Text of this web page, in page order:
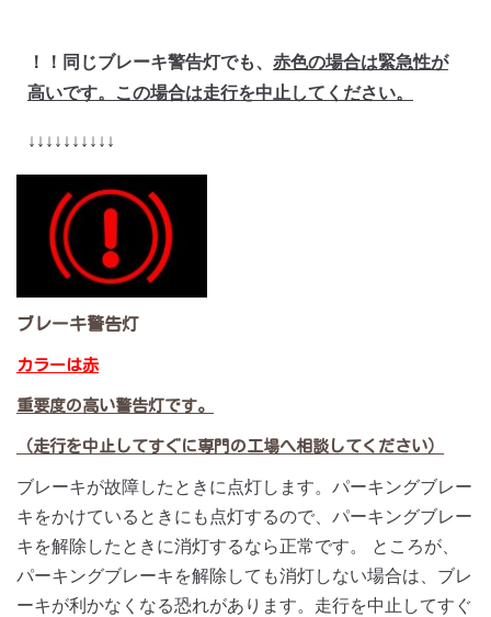
！！同じブレーキ警告灯でも、 赤色の場合は緊急性が
高いです。この場合は走行を中止してください。
↓↓↓↓↓↓↓↓↓↓
ブレーキ警告灯
カラーは赤
重要度の高い警告灯です。
（走行を中止してすぐに専門の工場へ相談してください）
ブレーキが故障したときに点灯します。パーキングブレー
キをかけているときにも点灯するので、パーキングブレー
キを解除したときに消灯するなら正常です。 ところが、
パーキングブレーキを解除しても消灯しない場合は、ブレ
ーキが利かなくなる恐れがあります。走行を中止してすぐ